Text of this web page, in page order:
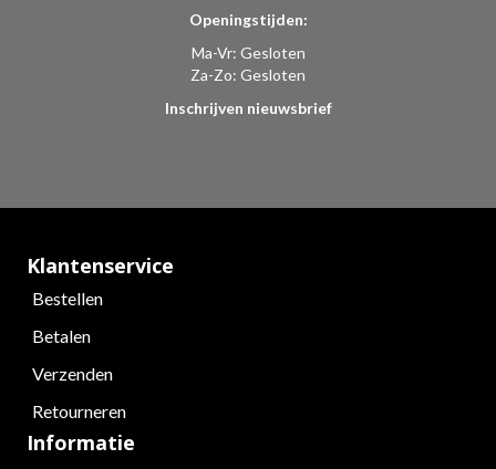
Openingstijden:
Ma-Vr: Gesloten
Za-Zo: Gesloten
Inschrijven nieuwsbrief
Klantenservice
Bestellen
Betalen
Verzenden
Retourneren
Informatie